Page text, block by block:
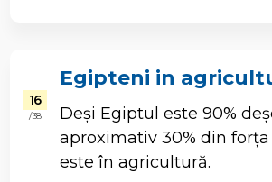
16
/ 38
Egipteni in
Deși Egiptul este 90%
aproximativ 30% din
este în agricultură.